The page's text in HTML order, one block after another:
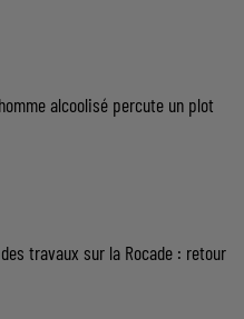
alcoolisé percute un plot
travaux sur la Rocade : retour